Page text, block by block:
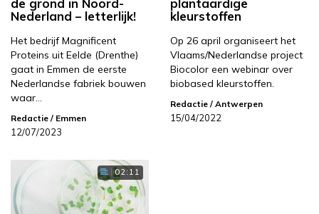
Nederland – letterlijk!
Het bedrijf Magnificent
Proteins uit Eelde (Drenthe)
gaat in Emmen de eerste
Nederlandse fabriek bouwen
waar…
Redactie / Emmen
12/07/2023
kleurstoffen
Op 26 april organiseert het
Vlaams/Nederlandse project
Biocolor een webinar over
biobased kleurstoffen.
Redactie / Antwerpen
15/04/2022
02:11